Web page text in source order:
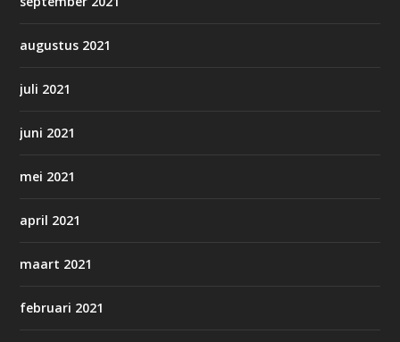
augustus 2021
juli 2021
juni 2021
mei 2021
april 2021
maart 2021
februari 2021